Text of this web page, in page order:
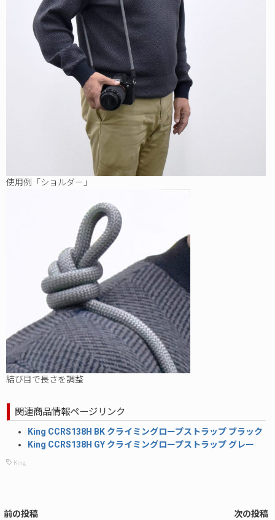
使用例「ショルダー」
結び目で長さを調整
関連商品情報ページリンク
King CCRS138H BK クライミングロープストラップ ブラック
King CCRS138H GY クライミングロープストラップ グレー
King
前の投稿 次の投稿